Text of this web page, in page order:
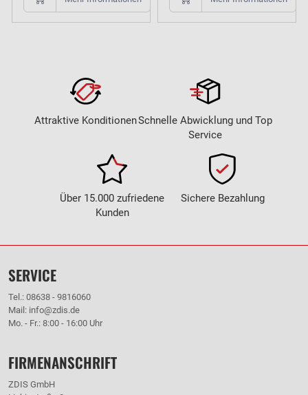
Attraktive KonditionenSchnelle Abwicklung und Top
Service
Über 15.000 zufriedene
Kunden
Sichere Bezahlung
SERVICE
Tel.: 08638 - 9816060
Mail: info@zdis.de
Mo. - Fr.: 8:00 - 16:00 Uhr
FIRMENANSCHRIFT
ZDIS GmbH